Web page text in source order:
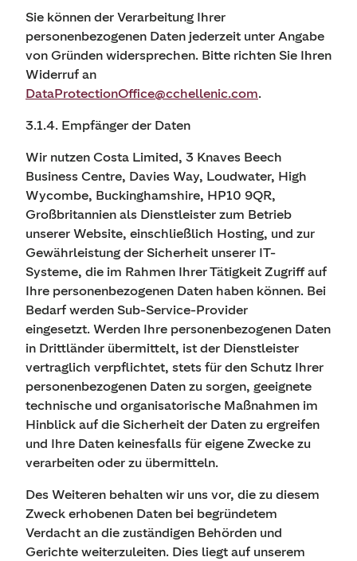
Sie können der Verarbeitung Ihrer
personenbezogenen Daten jederzeit unter Angabe
von Gründen widersprechen. Bitte richten Sie Ihren
Widerruf an
DataProtectionOffice@cchellenic.com.
3.1.4. Empfänger der Daten
Wir nutzen Costa Limited, 3 Knaves Beech
Business Centre, Davies Way, Loudwater, High
Wycombe, Buckinghamshire, HP10 9QR,
Großbritannien als Dienstleister zum Betrieb
unserer Website, einschließlich Hosting, und zur
Gewährleistung der Sicherheit unserer IT-
Systeme, die im Rahmen Ihrer Tätigkeit Zugriff auf
Ihre personenbezogenen Daten haben können. Bei
Bedarf werden Sub-Service-Provider
eingesetzt. Werden Ihre personenbezogenen Daten
in Drittländer übermittelt, ist der Dienstleister
vertraglich verpflichtet, stets für den Schutz Ihrer
personenbezogenen Daten zu sorgen, geeignete
technische und organisatorische Maßnahmen im
Hinblick auf die Sicherheit der Daten zu ergreifen
und Ihre Daten keinesfalls für eigene Zwecke zu
verarbeiten oder zu übermitteln.
Des Weiteren behalten wir uns vor, die zu diesem
Zweck erhobenen Daten bei begründetem
Verdacht an die zuständigen Behörden und
Gerichte weiterzuleiten. Dies liegt auf unserem